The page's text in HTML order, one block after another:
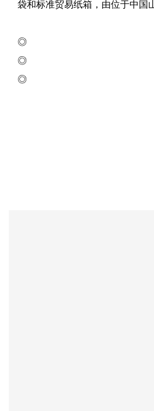
袋和标准贸易纸箱，由位于中国
◎
◎
◎